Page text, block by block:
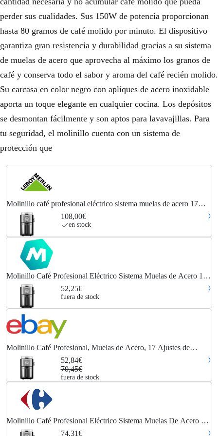
perder sus cualidades. Sus 150W de potencia proporcionan
hasta 80 gramos de café molido por minuto. El dispositivo
garantiza gran resistencia y durabilidad gracias a su sistema
de muelas de acero que aprovecha al máximo los granos de
café y conserva todo el sabor y aroma del café recién molido.
Su carcasa en color negro con apliques de acero inoxidable
aporta un toque elegante en cualquier cocina. Los depósitos
se desmontan fácilmente y son aptos para lavavajillas. Para
tu seguridad, el molinillo cuenta con un sistema de
protección que
Molinillo café profesional eléctrico sistema muelas de acero 17
niveles molido, depósito 350gr, mpm, negro, 150, mmk-08
108,00€
en stock
Molinillo Café Profesional Eléctrico Sistema Muelas de Acero 17
Niveles Molido, Depósito 350gr 150W Negro - MPM
52,25€
fuera de stock
Molinillo Café Profesional, Muelas de Acero, 17 Ajustes de
Molido, 80g /min Café
52,84€
70,45€
fuera de stock
Molinillo Café Profesional Eléctrico Sistema Muelas De Acero 17
Niveles Molido, Depósito 350gr Negro 150w Mpm Mmk-08
74,31€